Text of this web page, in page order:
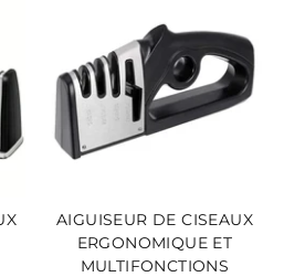
AIGUISEUR DE CISEAUX
ERGONOMIQUE ET
MULTIFONCTIONS